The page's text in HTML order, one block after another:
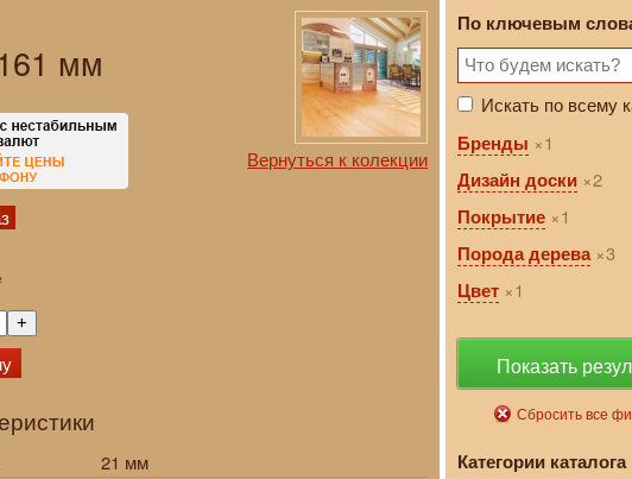
мм
Вернуться к колекции
+
21 мм
По ключевым
Искать по всему
Бренды
1
Дизайн доски
2
Покрытие
1
Порода дерева
3
Цвет
1
Показать
Сбросить все
Категории каталога